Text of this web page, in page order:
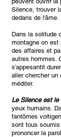
Silence, trouver
dedans de l'âme.
Dans la solitude
montagne on est
des affaires et
autres hommes.
s'appesantit
aller chercher un
méditer.
Le Silence est le
yeux humains.
fantômes
sont tous soumis
prononcer la